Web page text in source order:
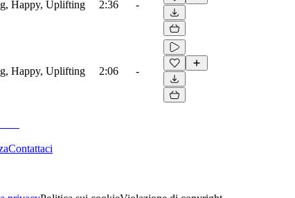
Happy, Uplifting 2:36 -
Happy, Uplifting 2:06 -
Contattaci